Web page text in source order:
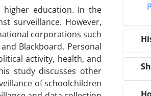
higher education. In the
surveillance. However,
corporations such
Blackboard. Personal
activity, health, and
study discusses other
of schoolchildren